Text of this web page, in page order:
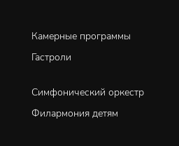
Камерные программы
Гастроли
Симфонический оркестр
Филармония детям